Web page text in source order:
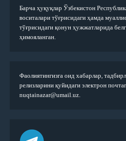
Барча ҳуқуқлар Ўзбекистон
воситалари тўғрисидаги ҳамда
тўғрисидаги қонун ҳужжатларида
ҳимояланган.
Фаолиятингизга оид хабарлар,
релизларини қуйидаги электрон
nuqtainazar@umail.uz.